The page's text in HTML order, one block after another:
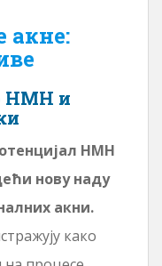
акне:
НМН и
НМН
нову наду
акни.
како